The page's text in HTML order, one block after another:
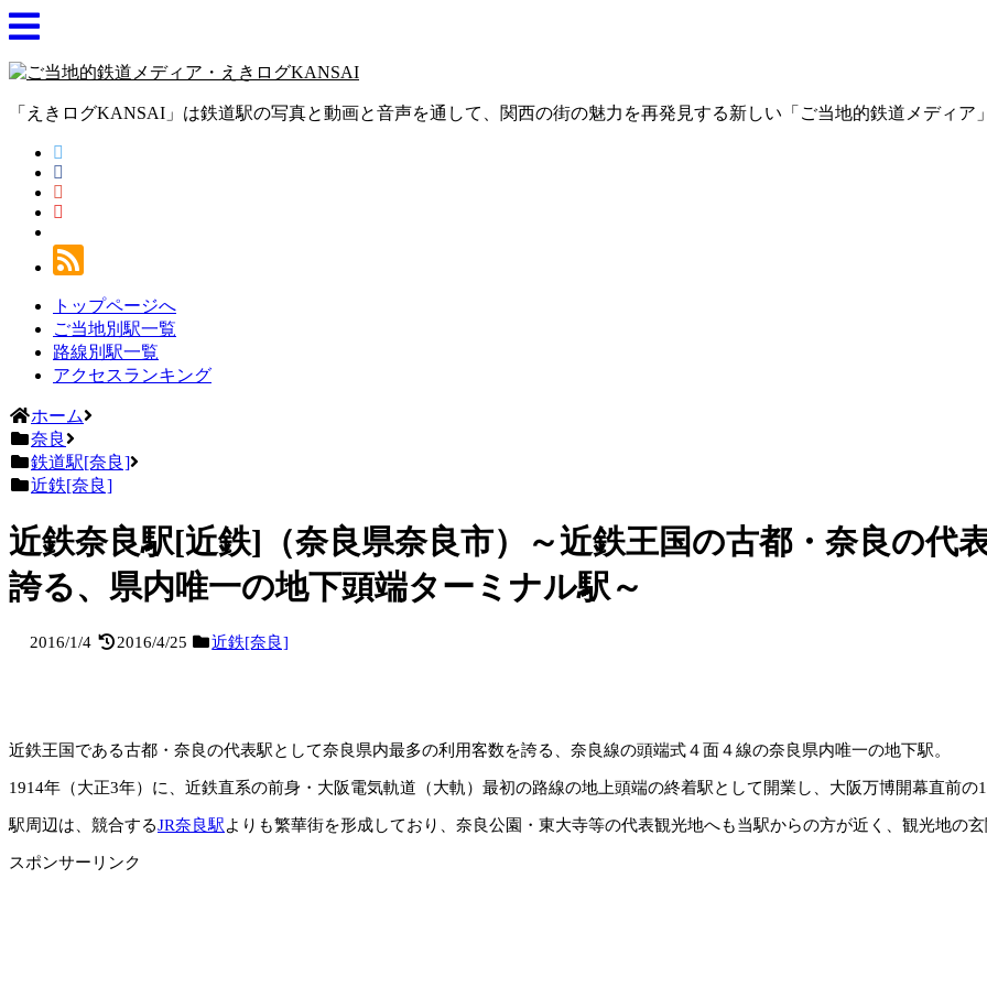
「えきログKANSAI」は鉄道駅の写真と動画と音声を通して、関西の街の魅力を再発見する新しい「ご当地的鉄道メディア
トップページへ
ご当地別駅一覧
路線別駅一覧
アクセスランキング
ホーム
奈良
鉄道駅[奈良]
近鉄[奈良]
近鉄奈良駅[近鉄]（奈良県奈良市）～近鉄王国の古都・奈良の代
誇る、県内唯一の地下頭端ターミナル駅～
2016/1/4 2016/4/25 近鉄[奈良]
近鉄王国である古都・奈良の代表駅として奈良県内最多の利用客数を誇る、奈良線の頭端式４面４線の奈良県内唯一の地下駅。
1914年（大正3年）に、近鉄直系の前身・大阪電気軌道（大軌）最初の路線の地上頭端の終着駅として開業し、大阪万博開幕直前の
駅周辺は、競合するJR奈良駅よりも繁華街を形成しており、奈良公園・東大寺等の代表観光地へも当駅からの方が近く、観光地の
スポンサーリンク